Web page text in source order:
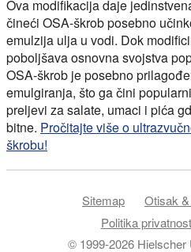
Ova modifikacija daje
čineći OSA-škrob posebno
emulzija ulja u vodi. Dok
poboljšava osnovna svojstva
OSA-škrob je posebno
emulgiranja, što ga čini
preljevi za salate, umaci i pića
bitne. Pročitajte više o
škrobu!
Sitemap
Otisak
Politika
© 1999-2026